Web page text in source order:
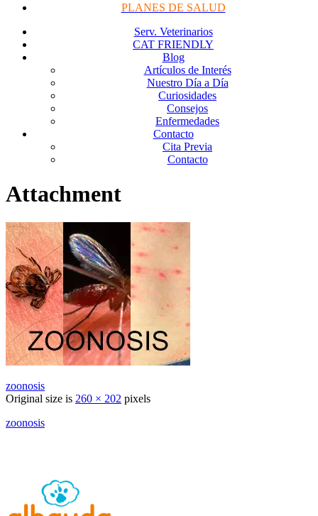
PLANES DE SALUD
Serv. Veterinarios
CAT FRIENDLY
Blog
Artículos de Interés
Nuestro Día a Día
Curiosidades
Consejos
Enfermedades
Contacto
Cita Previa
Contacto
Attachment
zoonosis
Original size is 260 × 202 pixels
zoonosis